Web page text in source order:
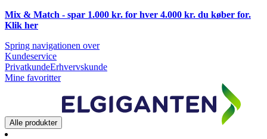
Mix & Match - spar 1.000 kr. for hver 4.000 kr. du køber for.
Klik her
Spring navigationen over
Kundeservice
PrivatkundeErhvervskunde
Mine favoritter
Alle produkter